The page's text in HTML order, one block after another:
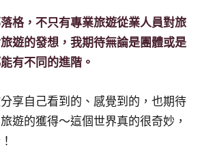
落格，不只有專業旅遊從業人員對旅
遊的發想，我期待無論是團體或是
有不同的進階。
分享自己看到的、感覺到的，也期待
遊的獲得～這個世界真的很奇妙，